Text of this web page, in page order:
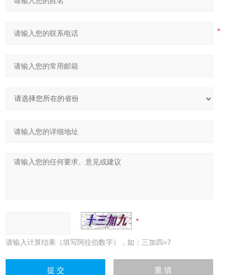
请输入计算结果（填写阿拉伯数字），如：三加四=7